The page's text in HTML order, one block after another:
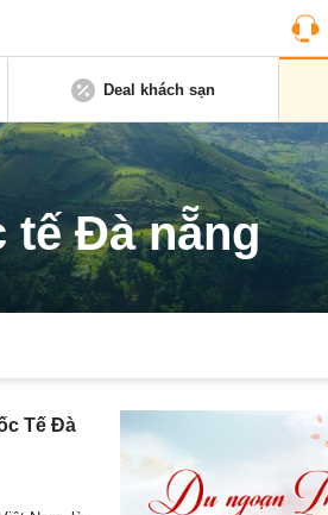
Deal khách sạn
tế Đà nẵng
Tế Đà